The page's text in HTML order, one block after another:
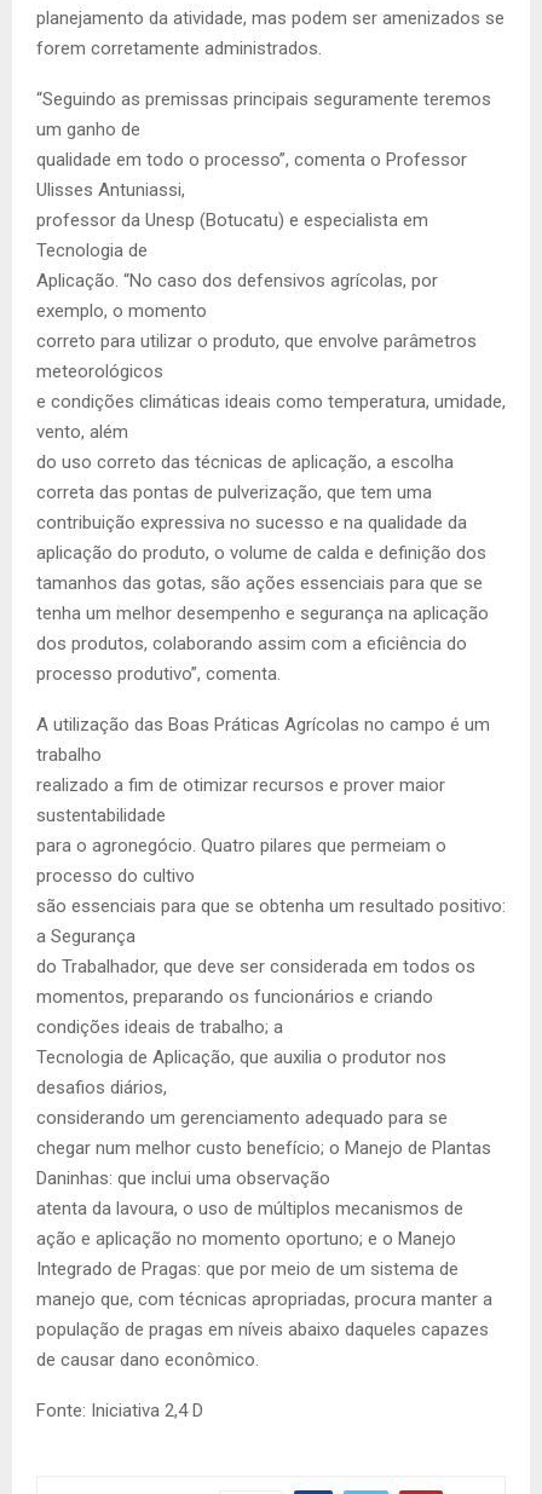
planejamento da atividade, mas podem ser amenizados se
forem corretamente administrados.
“Seguindo as premissas principais seguramente teremos
um ganho de
qualidade em todo o processo”, comenta o Professor
Ulisses Antuniassi,
professor da Unesp (Botucatu) e especialista em
Tecnologia de
Aplicação. “No caso dos defensivos agrícolas, por
exemplo, o momento
correto para utilizar o produto, que envolve parâmetros
meteorológicos
e condições climáticas ideais como temperatura, umidade,
vento, além
do uso correto das técnicas de aplicação, a escolha
correta das pontas de pulverização, que tem uma
contribuição expressiva no sucesso e na qualidade da
aplicação do produto, o volume de calda e definição dos
tamanhos das gotas, são ações essenciais para que se
tenha um melhor desempenho e segurança na aplicação
dos produtos, colaborando assim com a eficiência do
processo produtivo”, comenta.
A utilização das Boas Práticas Agrícolas no campo é um
trabalho
realizado a fim de otimizar recursos e prover maior
sustentabilidade
para o agronegócio. Quatro pilares que permeiam o
processo do cultivo
são essenciais para que se obtenha um resultado positivo:
a Segurança
do Trabalhador, que deve ser considerada em todos os
momentos, preparando os funcionários e criando
condições ideais de trabalho; a
Tecnologia de Aplicação, que auxilia o produtor nos
desafios diários,
considerando um gerenciamento adequado para se
chegar num melhor custo benefício; o Manejo de Plantas
Daninhas: que inclui uma observação
atenta da lavoura, o uso de múltiplos mecanismos de
ação e aplicação no momento oportuno; e o Manejo
Integrado de Pragas: que por meio de um sistema de
manejo que, com técnicas apropriadas, procura manter a
população de pragas em níveis abaixo daqueles capazes
de causar dano econômico.
Fonte: Iniciativa 2,4 D